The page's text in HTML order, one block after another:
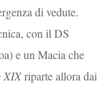
di vedute.
con il DS
e un Macia che
XIXriparte allora dai